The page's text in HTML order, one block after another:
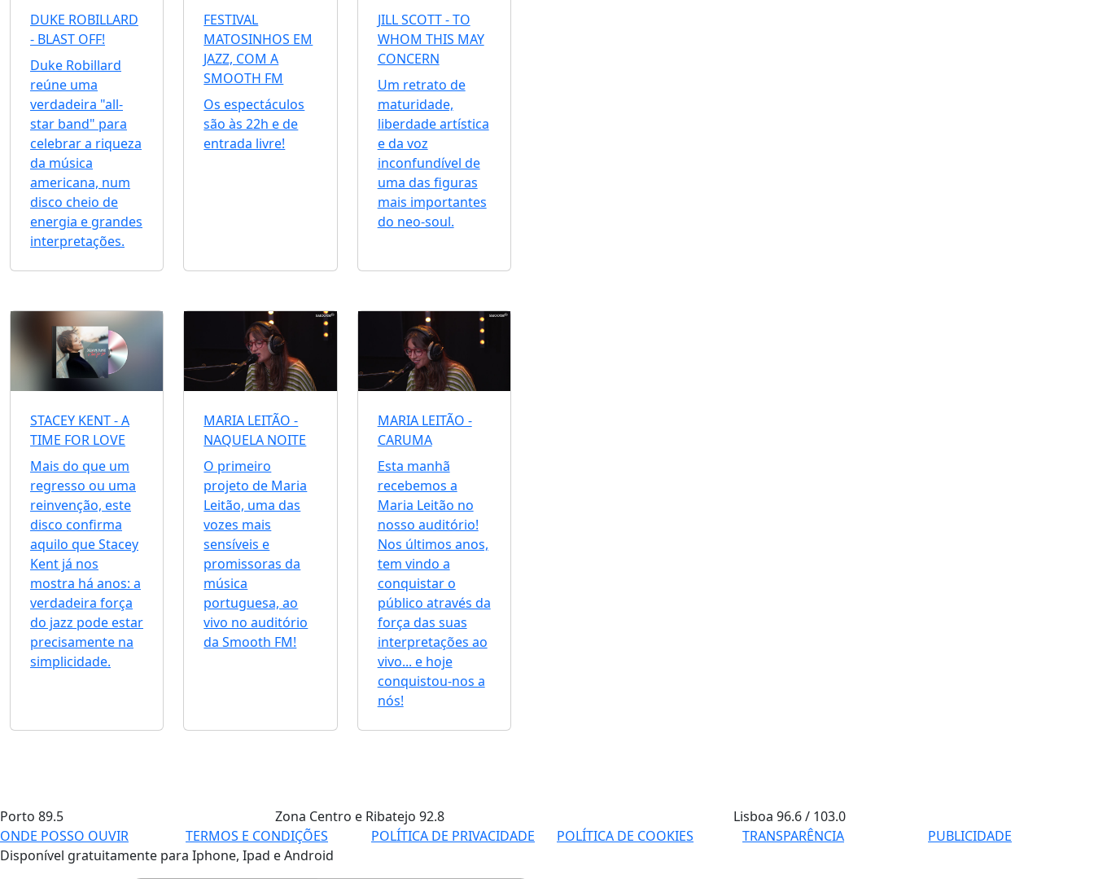
DUKE ROBILLARD
- BLAST OFF!
Duke Robillard
reúne uma
verdadeira "all-
star band" para
celebrar a riqueza
da música
americana, num
disco cheio de
energia e grandes
interpretações.
FESTIVAL
MATOSINHOS EM
JAZZ, COM A
SMOOTH FM
Os espectáculos
são às 22h e de
entrada livre!
JILL SCOTT - TO
WHOM THIS MAY
CONCERN
Um retrato de
maturidade,
liberdade artística
e da voz
inconfundível de
uma das figuras
mais importantes
do neo-soul.
STACEY KENT - A
TIME FOR LOVE
Mais do que um
regresso ou uma
reinvenção, este
disco confirma
aquilo que Stacey
Kent já nos
mostra há anos: a
verdadeira força
do jazz pode estar
precisamente na
simplicidade.
MARIA LEITÃO -
NAQUELA NOITE
O primeiro
projeto de Maria
Leitão, uma das
vozes mais
sensíveis e
promissoras da
música
portuguesa, ao
vivo no auditório
da Smooth FM!
MARIA LEITÃO -
CARUMA
Esta manhã
recebemos a
Maria Leitão no
nosso auditório!
Nos últimos anos,
tem vindo a
conquistar o
público através da
força das suas
interpretações ao
vivo... e hoje
conquistou-nos a
nós!
Porto 89.5 Zona Centro e Ribatejo 92.8 Lisboa96.6 / 103.0
ONDE POSSO OUVIR
TERMOS E CONDIÇÕES POLÍTICA DE PRIVACIDADE POLÍTICA DE COOKIES TRANSPARÊNCIA
PUBLICIDADE
Disponível gratuitamente para Iphone, Ipad e Android